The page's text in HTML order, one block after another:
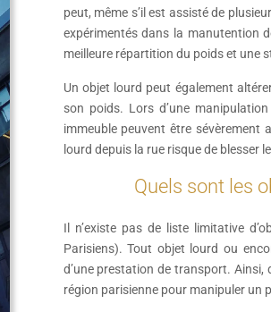
peut, même s’il est assisté de
expérimentés dans la manutention
meilleure répartition du poids et une
Un objet lourd peut également
son poids. Lors d’une
immeuble peuvent être sévèrement
lourd depuis la rue risque de blesser
Quels sont les
Il n’existe pas de liste limitative
Parisiens). Tout objet lourd ou
d’une prestation de transport.
région parisienne pour manipuler un